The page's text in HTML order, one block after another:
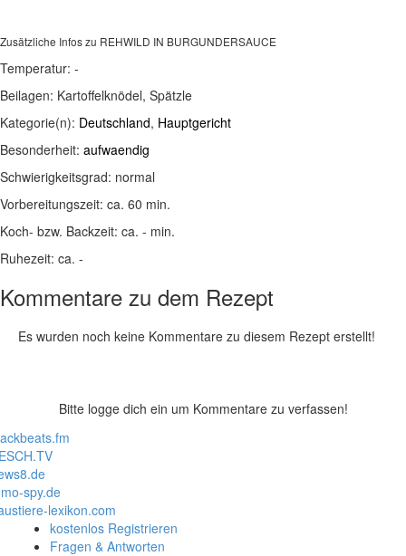
Zusätzliche Infos zu REHWILD IN BURGUNDERSAUCE
Temperatur: -
Beilagen: Kartoffelknödel, Spätzle
Kategorie(n): Deutschland, Hauptgericht
Besonderheit: aufwaendig
Schwierigkeitsgrad: normal
Vorbereitungszeit: ca. 60 min.
Koch- bzw. Backzeit: ca. - min.
Ruhezeit: ca. -
Kommentare zu dem Rezept
Es wurden noch keine Kommentare zu diesem Rezept erstellt!
Bitte logge dich ein um Kommentare zu verfassen!
spy.de
lexikon.com
kostenlos Registrieren
Fragen & Antworten